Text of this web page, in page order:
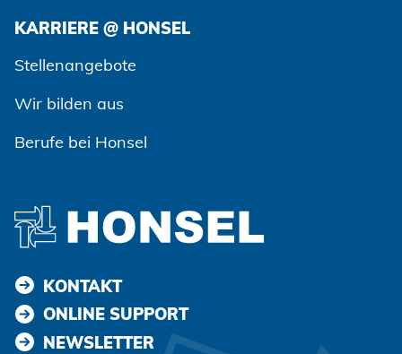
KARRIERE @ HONSEL
Stellenangebote
Wir bilden aus
Berufe bei Honsel
KONTAKT
ONLINE SUPPORT
NEWSLETTER